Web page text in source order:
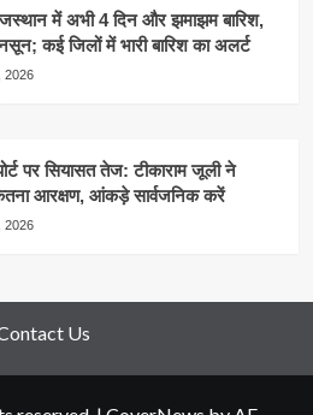
में अभी 4 दिन और झमाझम बारिश,
कई जिलों में भारी बारिश का अलर्ट
2026
पर सियासत तेज: टीकाराम जूली ने
आरक्षण, आंकड़े सार्वजनिक करें
2026
Us